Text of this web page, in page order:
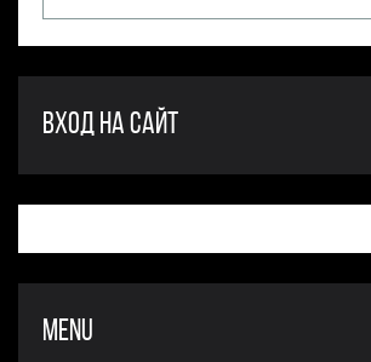
ВХОД НА САЙТ
MENU